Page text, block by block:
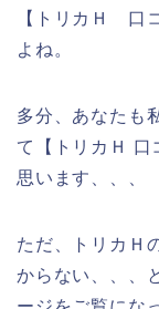
【トリカＨ 口
よね。
多分、あなたも
て【トリカＨ 口
思います、、、
ただ、トリカＨ
からない、、、